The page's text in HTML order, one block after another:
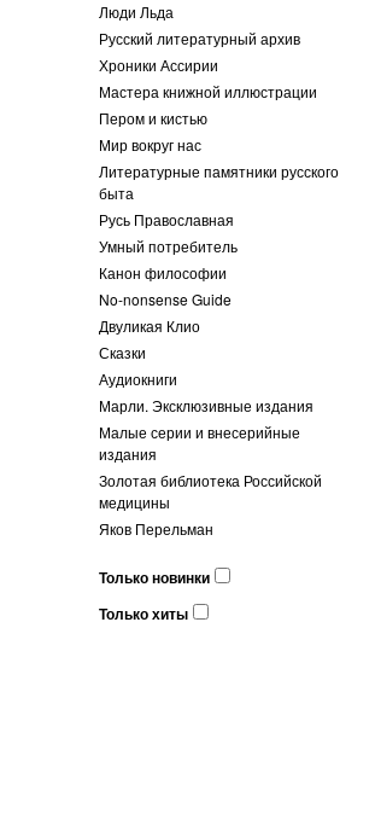
Люди Льда
Русский литературный архив
Хроники Ассирии
Мастера книжной иллюстрации
Пером и кистью
Мир вокруг нас
Литературные памятники русского
быта
Русь Православная
Умный потребитель
Канон философии
No-nonsense Guide
Двуликая Клио
Сказки
Аудиокниги
Марли. Эксклюзивные издания
Малые серии и внесерийные
издания
Золотая библиотека Российской
медицины
Яков Перельман
Только новинки
Только хиты